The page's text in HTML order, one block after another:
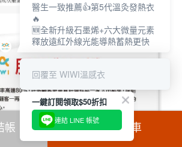
帳 加入購物車
醫生一致推薦👍第5代溫灸發熱衣
🔥
🆕全新升級石墨烯+六大微量元素
釋放遠紅外線光能導熱蓄熱更快
回覆至 WIWI溫感衣
一鍵訂閱領取$50折扣
連結 LINE 帳號